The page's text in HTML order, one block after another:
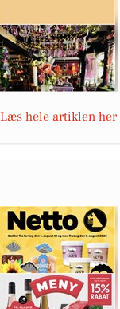
Læs hele artiklen her